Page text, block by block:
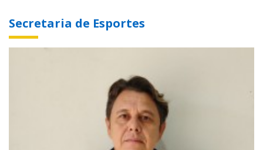
Secretaria de Esportes